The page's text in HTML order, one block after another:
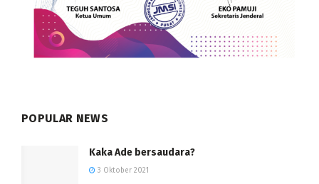
POPULAR NEWS
Kaka Ade bersaudara?
3 Oktober 2021